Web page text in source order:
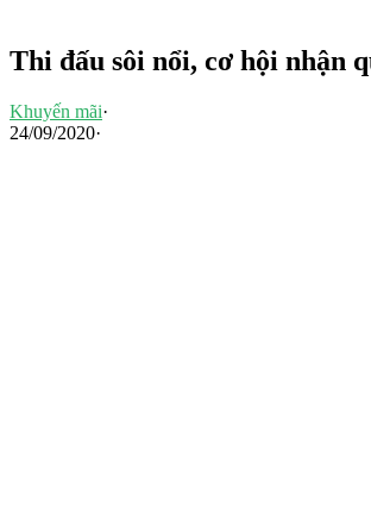
Thi đấu sôi nổi, cơ hội nhận
Khuyến mãi·
24/09/2020·